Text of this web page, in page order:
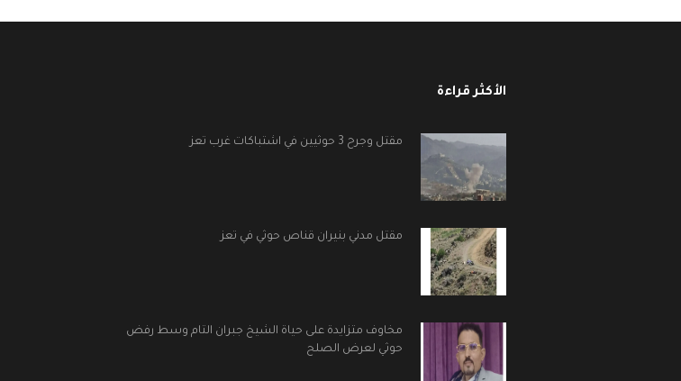
الأكثر قراءة
مقتل وجرح 3 حوثيين في اشتباكات غرب تعز
مقتل مدني بنيران قناص حوثي في تعز
مخاوف متزايدة على حياة الشيخ جبران التام وسط رفض
حوثي لعرض الصلح